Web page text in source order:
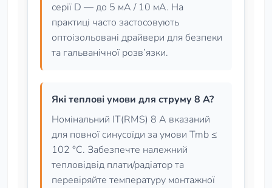
серії D — до 5 мА / 10 мА. На
практиці часто застосовують
оптоізольовані драйвери для безпеки
та гальванічної розв’язки.
Які теплові умови для струму 8 А?
Номінальний IT(RMS) 8 А вказаний
для повної синусоїди за умови Tmb ≤
102 °C. Забезпечте належний
тепловідвід плати/радіатор та
перевіряйте температуру монтажної